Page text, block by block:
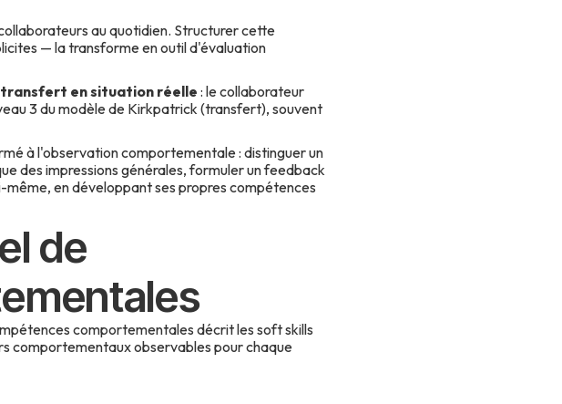
au quotidien. Structurer cette
— la transforme en outil d'évaluation
transfert en situation réelle : le collaborateur
3 du modèle de Kirkpatrick (transfert), souvent
à l'observation comportementale : distinguer un
des impressions générales, formuler un feedback
en développant ses propres compétences
de
comportementales décrit les soft skills
comportementaux observables pour chaque